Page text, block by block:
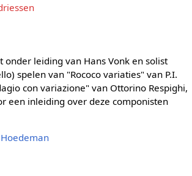
onder leiding van Hans Vonk en solist
spelen van "Rococo variaties" van P.I.
con variazione" van Ottorino Respighi,
een inleiding over deze componisten